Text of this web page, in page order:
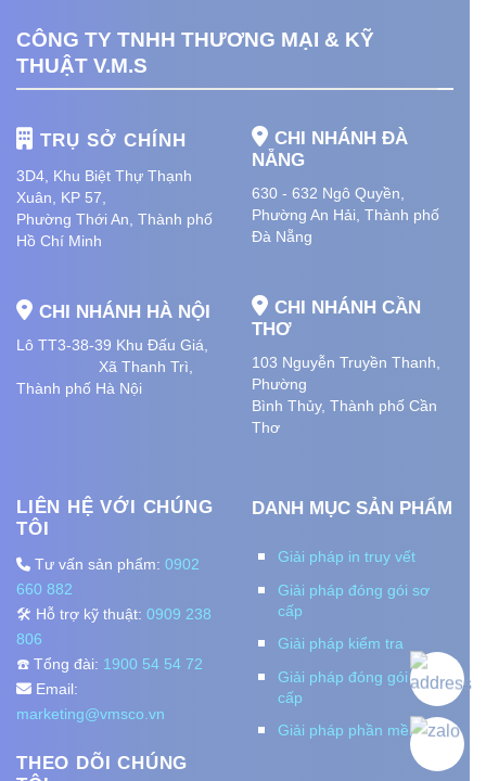
CÔNG TY TNHH THƯƠNG MẠI & KỸ
THUẬT V.M.S
TRỤ SỞ CHÍNH
3D4, Khu Biệt Thự Thạnh
Xuân, KP 57,
Phường Thới An, Thành phố
Hồ Chí Minh
CHI NHÁNH HÀ NỘI
Lô TT3-38-39 Khu Đấu Giá,
Xã Thanh Trì,
Thành phố Hà Nội
CHI NHÁNH ĐÀ
NẴNG
630 - 632 Ngô Quyền,
Phường An Hải, Thành phố
Đà Nẵng
CHI NHÁNH CẦN
THƠ
103 Nguyễn Truyền Thanh,
Phường
Bình Thủy, Thành phố Cần
Thơ
LIÊN HỆ VỚI CHÚNG
TÔI
Tư vấn sản phẩm: 0902
660 882
🛠️ Hỗ trợ kỹ thuật: 0909 238
806
☎️ Tổng đài: 1900 54 54 72
Email:
marketing@vmsco.vn
THEO DÕI CHÚNG
DANH MỤC SẢN PHẨM
Giải pháp in truy vết
Giải pháp đóng gói sơ
cấp
Giải pháp kiểm tra
Giải pháp đóng gói thứ
cấp
Giải pháp phần mềm